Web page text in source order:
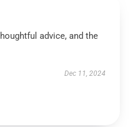
advice, and the
Dec 11, 2024